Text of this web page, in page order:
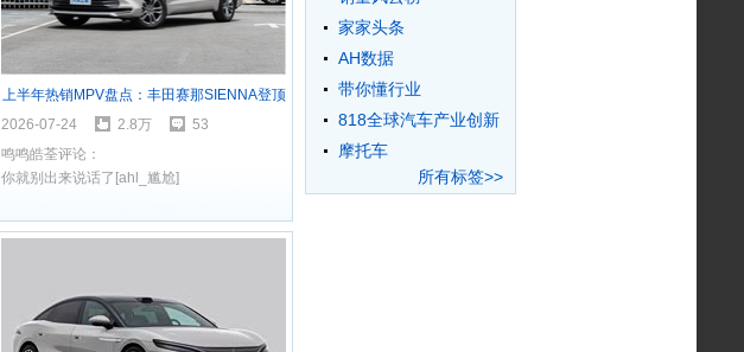
上半年热销MPV盘点：丰田赛那SIENNA登顶
中国品牌集群强势突围
2026-07-24 2.8万
53
鸣鸣皓荃评论：
你就别出来说话了[ahl_尴尬]
家家头条
AH数据
带你懂行业
818全球汽车产业创新
大会
摩托车
所有标签>>